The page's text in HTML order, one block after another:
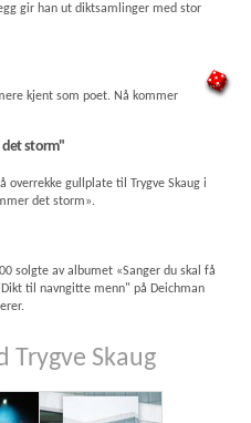
gir han ut diktsamlinger med stor
kjent som poet. Nå kommer
det storm"
overrekke gullplate til Trygve Skaug i
det storm».
solgte av albumet «Sanger du skal få
til navngitte menn" på Deichman
Trygve Skaug